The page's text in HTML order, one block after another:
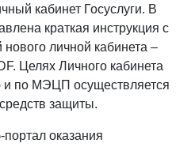
кабинет Госуслуги. В
краткая инструкция с
личной кабинета –
Целях Личного кабинета
и по МЭЦП осуществляется
защиты.
оказания